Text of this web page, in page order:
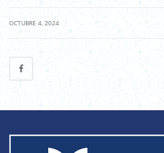
OCTUBRE 4, 2024